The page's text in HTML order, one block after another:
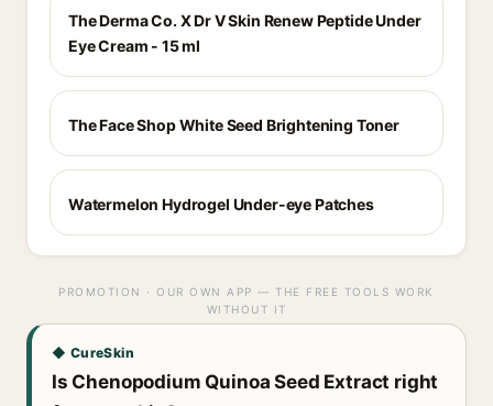
The Derma Co. X Dr V Skin Renew Peptide Under
Eye Cream - 15 ml
The Face Shop White Seed Brightening Toner
Watermelon Hydrogel Under-eye Patches
PROMOTION · OUR OWN APP — THE FREE TOOLS WORK
WITHOUT IT
◆ CureSkin
Is Chenopodium Quinoa Seed Extract right